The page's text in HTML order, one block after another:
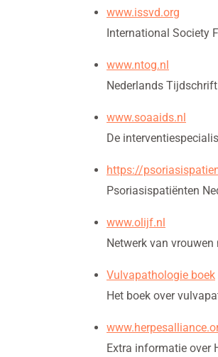
www.issvd.org
International Society
www.ntog.nl
Nederlands
www.soaaids.nl
De
https://
Psoriasispatiënten
www.olijf.nl
Netwerk van
Vulvapathologie boek
Het boek over
Extra informatie over